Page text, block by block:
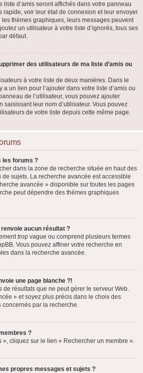
liste d’amis seront affichés dans votre panneau
rapide, voir leur état de connexion et leur envoyer
thèmes graphiques, leurs messages peuvent
un utilisateur à votre liste d’ignorés, tous ses
défaut.
des utilisateurs de ma liste d’amis ou
à votre liste de deux manières. Dans le
un lien pour l’ajouter dans votre liste d’amis ou
de l’utilisateur, vous pouvez ajouter
saisissant leur nom d’utilisateur. Vous pouvez
de votre liste depuis cette même page.
les forums ?
dans la zone de recherche située en haut des
de sujets. La recherche avancée est accessible
avancée » disponible sur toutes les pages
peut dépendre des thèmes graphiques
aucun résultat ?
trop vague ou comprend plusieurs termes
Vous pouvez affiner votre recherche en
dans la recherche avancée.
une page blanche ?!
de résultats que ne peut gérer le serveur Web.
» et soyez plus précis dans le choix des
concernés par la recherche.
?
», cliquez sur le lien « Rechercher un membre ».
propres messages et sujets ?